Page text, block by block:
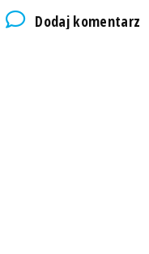
Dodaj komentarz